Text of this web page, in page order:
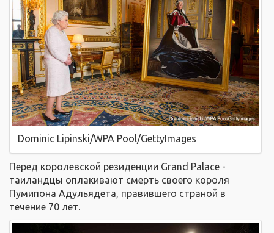
Dominic Lipinski/WPA Pool/GettyImages
Перед королевской резиденции Grand Palace -
таиландцы оплакивают смерть своего короля
Пумипона Адульядета, правившего страной в
течение 70 лет.